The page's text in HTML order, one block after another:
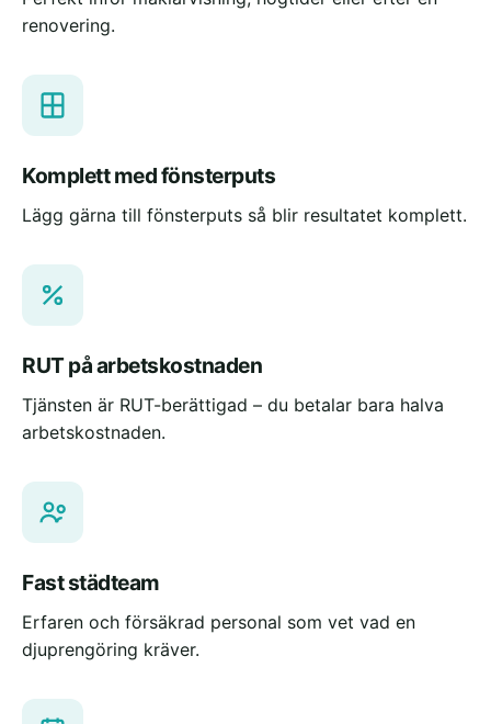
renovering.
Komplett med fönsterputs
Lägg gärna till fönsterputs så blir resultatet komplett.
RUT på arbetskostnaden
Tjänsten är RUT-berättigad – du betalar bara halva
arbetskostnaden.
Fast städteam
Erfaren och försäkrad personal som vet vad en
djuprengöring kräver.